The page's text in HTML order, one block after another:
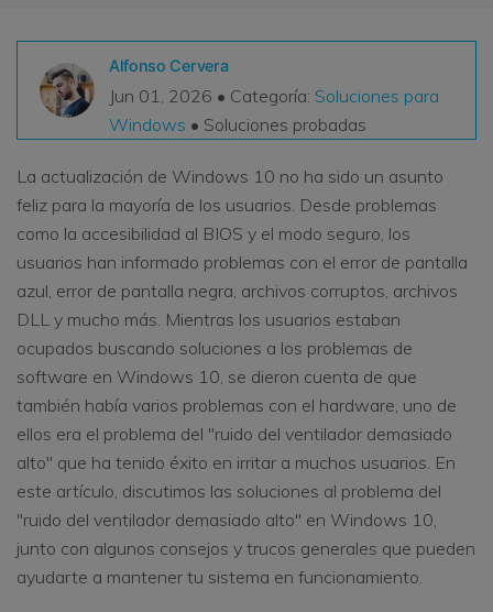
Recupera datos perdidos/eliminados gratis
Pruébalo Gratis
Otros Productos
Repairit - Reparar Datos
UBackit - Respaldar Datos
Alfonso Cervera
Jun 01, 2026 • Categoría: Soluciones para
Windows • Soluciones probadas
La actualización de Windows 10 no ha sido un asunto
feliz para la mayoría de los usuarios. Desde problemas
como la accesibilidad al BIOS y el modo seguro, los
usuarios han informado problemas con el error de pantalla
azul, error de pantalla negra, archivos corruptos, archivos
DLL y mucho más. Mientras los usuarios estaban
ocupados buscando soluciones a los problemas de
software en Windows 10, se dieron cuenta de que
también había varios problemas con el hardware, uno de
ellos era el problema del "ruido del ventilador demasiado
alto" que ha tenido éxito en irritar a muchos usuarios. En
este artículo, discutimos las soluciones al problema del
"ruido del ventilador demasiado alto" en Windows 10,
junto con algunos consejos y trucos generales que pueden
ayudarte a mantener tu sistema en funcionamiento.